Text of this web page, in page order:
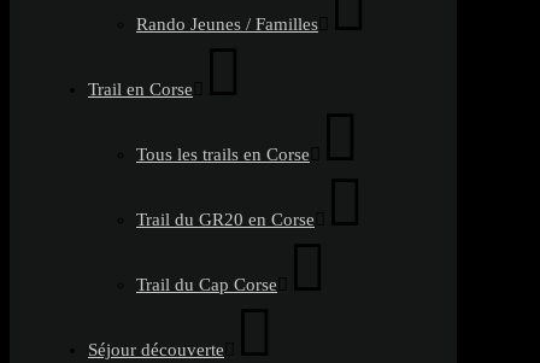
Rando Jeunes / Familles
Trail en Corse
Tous les trails en Corse
Trail du GR20 en Corse
Trail du Cap Corse
Séjour découverte